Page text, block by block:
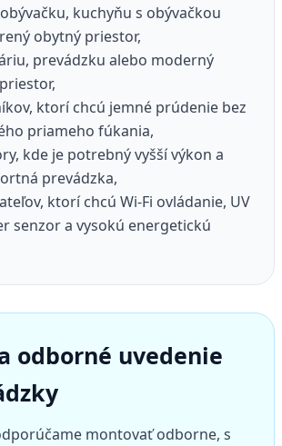
kuchyňu s obývačkou
obytný priestor,
prevádzku alebo moderný
ktorí chcú jemné prúdenie bez
priameho fúkania,
kde je potrebný vyšší výkon a
prevádzka,
ktorí chcú Wi-Fi ovládanie, UV
senzor a vysokú energetickú
odborné uvedenie
montovať odborne, s